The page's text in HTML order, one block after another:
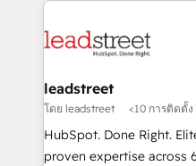
marketing, and service
management, and speed
projects completed, our
HubSpot CRM drives
RevOps services align
leadstreet
โดย leadstreet <10 การติดตั้ง
HubSpot. Done Right.
proven expertise across